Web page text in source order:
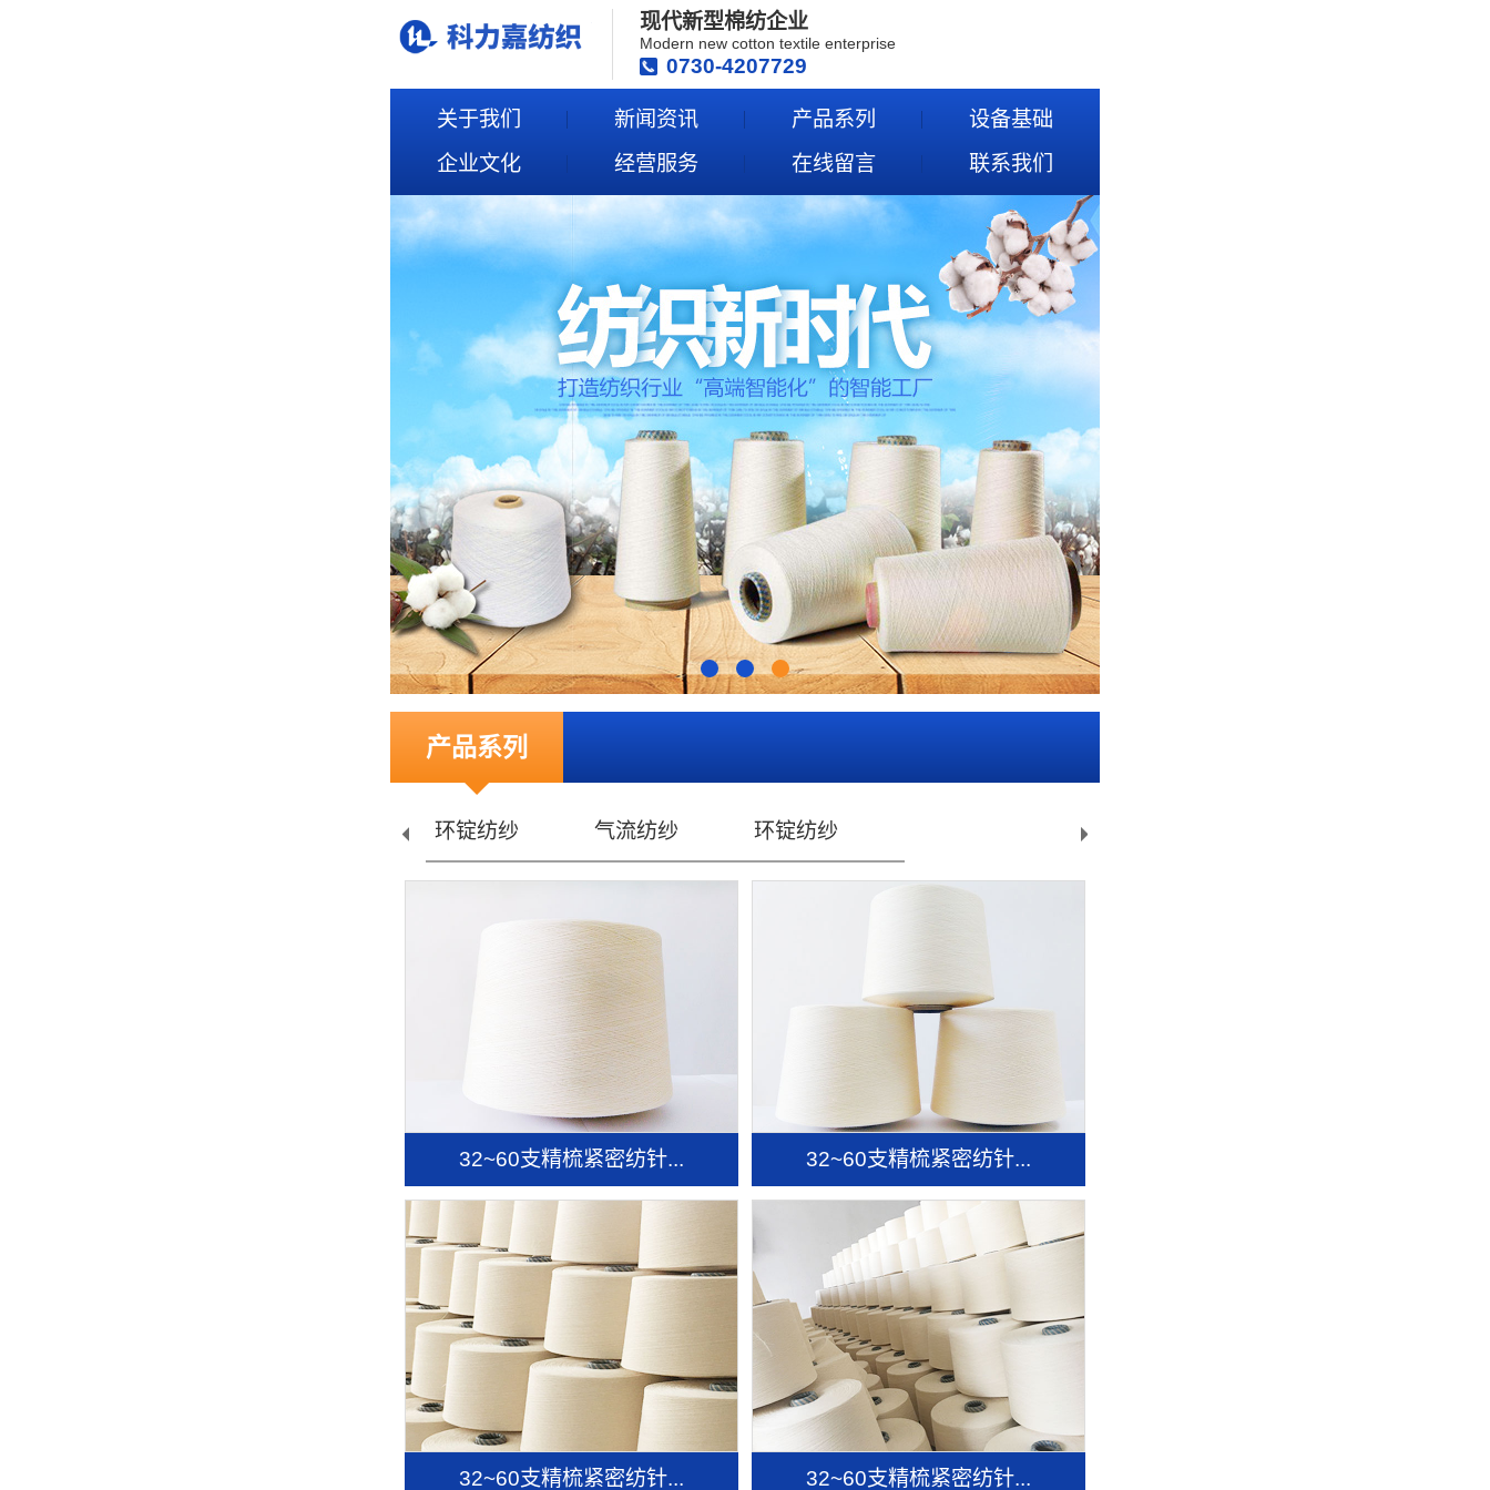
现代新型棉纺企业
Modern new cotton textile enterprise
0730-4207729
关于我们 新闻资讯 产品系列
设备基础
企业文化
经营服务 在线留言 联系我们
产品系列
环锭纺纱 气流纺纱 环锭纺纱
32~60支精梳紧密纺针... 32~60支精梳紧密纺针...
32~60支精梳紧密纺针... 32~60支精梳紧密纺针...